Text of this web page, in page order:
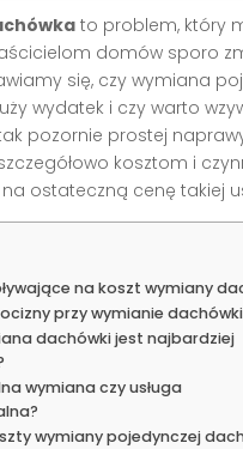
to problem, który
domów sporo
się, czy wymiana
wydatek i czy warto
pozornie prostej
kosztom i
ostateczną cenę takiej
na koszt wymiany
przy wymianie dachówki
dachówki jest najbardziej
wymiana czy usługa
wymiany pojedynczej